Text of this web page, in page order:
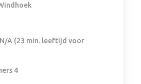
A (23 min. leeftijd voor
4